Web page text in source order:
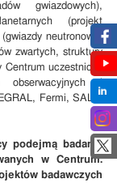
gwiazdowych),
(projekt
neutronowe,
zwartych, struktury
uczestniczą
obserwacyjnych i
Fermi, SALT,
podejmą badania
w Centrum.
badawczych